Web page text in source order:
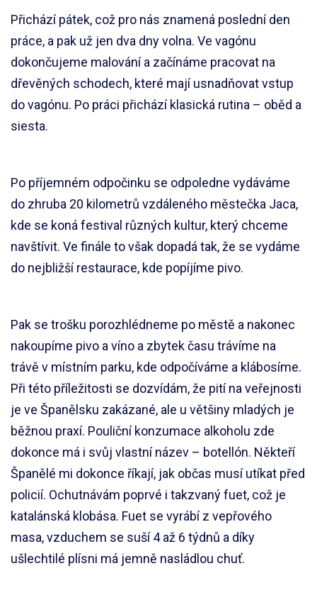
Přichází pátek, což pro nás znamená poslední den
práce, a pak už jen dva dny volna. Ve vagónu
dokončujeme malování a začínáme pracovat na
dřevěných schodech, které mají usnadňovat vstup
do vagónu. Po práci přichází klasická rutina – oběd a
siesta.
Po příjemném odpočinku se odpoledne vydáváme
do zhruba 20 kilometrů vzdáleného městečka Jaca,
kde se koná festival různých kultur, který chceme
navštívit. Ve finále to však dopadá tak, že se vydáme
do nejbližší restaurace, kde popíjíme pivo.
Pak se trošku porozhlédneme po městě a nakonec
nakoupíme pivo a víno a zbytek času trávíme na
trávě v místním parku, kde odpočíváme a klábosíme.
Při této příležitosti se dozvídám, že pití na veřejnosti
je ve Španělsku zakázané, ale u většiny mladých je
běžnou praxí. Pouliční konzumace alkoholu zde
dokonce má i svůj vlastní název – botellón. Někteří
Španělé mi dokonce říkají, jak občas musí utíkat před
policií. Ochutnávám poprvé i takzvaný fuet, což je
katalánská klobása. Fuet se vyrábí z vepřového
masa, vzduchem se suší 4 až 6 týdnů a díky
ušlechtilé plísni má jemně nasládlou chuť.